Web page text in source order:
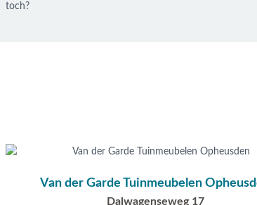
toch?
Van der Garde Tuinmeubelen
Dalwagenseweg 17